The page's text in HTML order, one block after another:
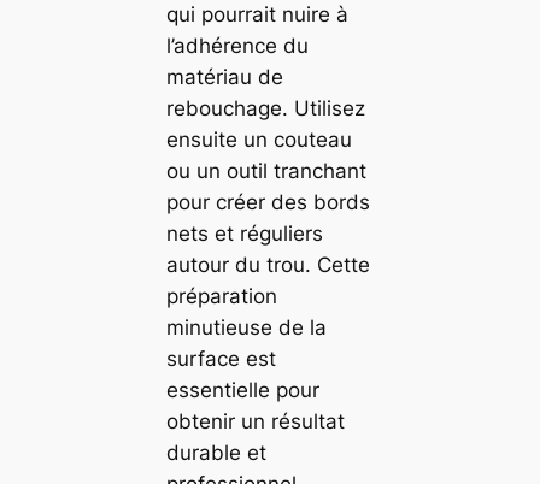
qui pourrait nuire à
l’adhérence du
matériau de
rebouchage. Utilisez
ensuite un couteau
ou un outil tranchant
pour créer des bords
nets et réguliers
autour du trou. Cette
préparation
minutieuse de la
surface est
essentielle pour
obtenir un résultat
durable et